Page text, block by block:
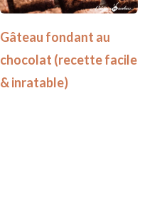
Gâteau fondant au
chocolat (recette facile
& inratable)